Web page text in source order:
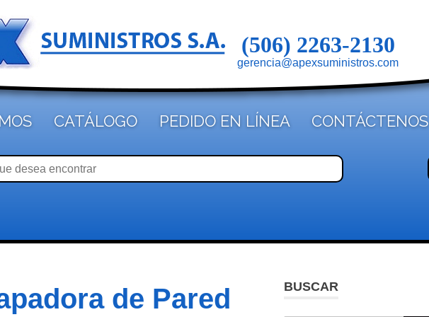
(506) 2263-2130
gerencia@apexsuministros.com
CATÁLOGO PEDIDO EN LÍNEA CONTÁCTENOS
de Pared
BUSCAR